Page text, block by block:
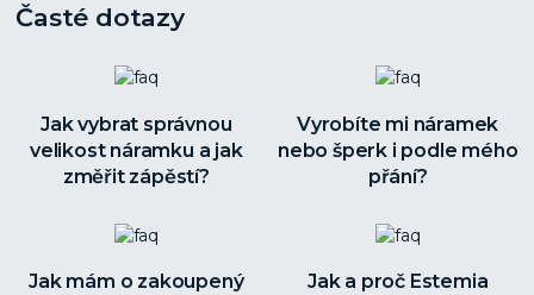
Časté dotazy
Jak vybrat správnou
velikost náramku a jak
změřit zápěstí?
Vyrobíte mi náramek
nebo šperk i podle mého
přání?
Jak mám o zakoupený
Jak a proč Estemia